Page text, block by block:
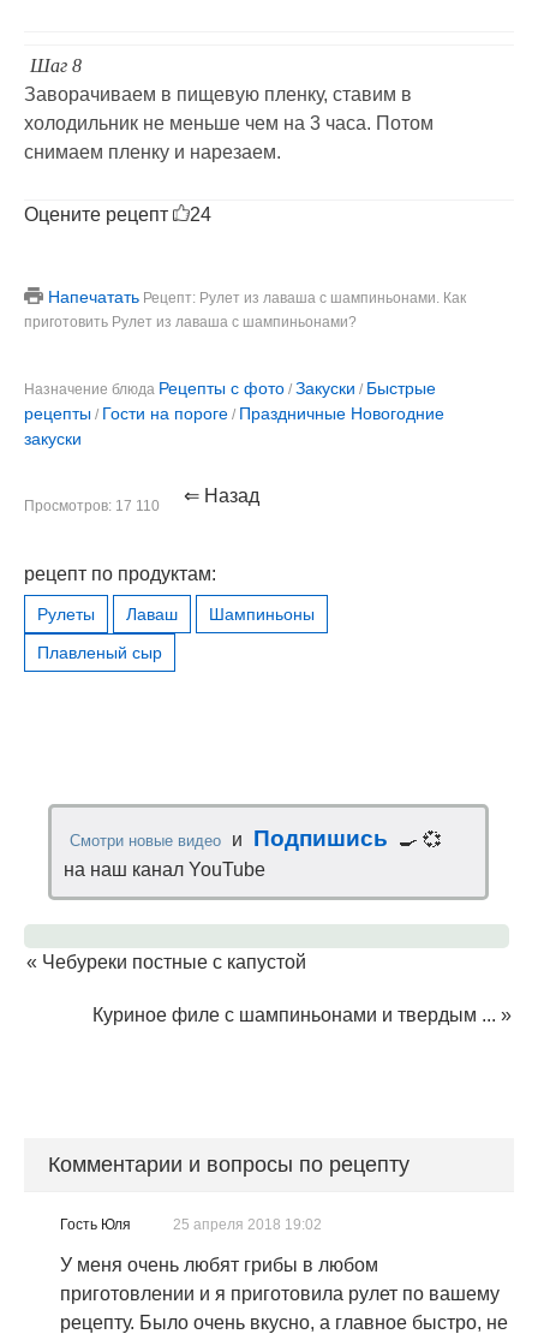
Шаг 8
Заворачиваем в пищевую пленку, ставим в
холодильник не меньше чем на 3 часа. Потом
снимаем пленку и нарезаем.
Оцените рецепт 24
Напечатать Рецепт: Рулет из лаваша с шампиньонами. Как
приготовить Рулет из лаваша с шампиньонами?
Назначение блюда Рецепты с фото / Закуски / Быстрые
рецепты / Гости на пороге / Праздничные Новогодние
закуски
Просмотров: 17 110 ⇐ Назад
рецепт по продуктам:
Рулеты Лаваш
Шампиньоны
Плавленый сыр
Смотри новые видео и Подпишись
🍳 💞
на наш канал YouTube
« Чебуреки постные с капустой
Куриное филе с шампиньонами и твердым ... »
Комментарии и вопросы по рецепту
Гость Юля 25 апреля 2018 19:02
У меня очень любят грибы в любом
приготовлении и я приготовила рулет по вашему
рецепту. Было очень вкусно, а главное быстро, не